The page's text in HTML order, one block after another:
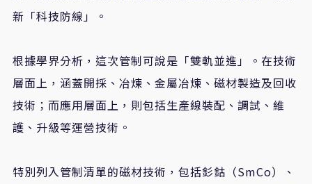
新「科技防線」。
根據學界分析，這次管制可說是「雙軌並進」。在技術
層面上，涵蓋開採、冶煉、金屬冶煉、磁材製造及回收
技術；而應用層面上，則包括生產線裝配、調試、維
護、升級等運營技術。
特別列入管制清單的磁材技術，包括釤鈷（SmCo）、